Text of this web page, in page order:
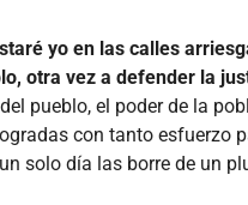
yo en las calles
otra vez a defender la
pueblo, el poder de la
con tanto esfuerzo
solo día las borre de un